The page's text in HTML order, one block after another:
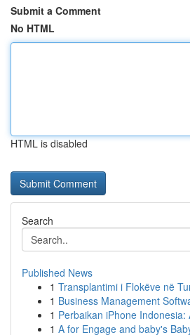
Submit a Comment
No HTML
HTML is disabled
Search
Published News
1 Transplantimi i Flokëve në
1 Business Management
1 Perbaikan iPhone Indonesia:
1 A for Engage and baby's